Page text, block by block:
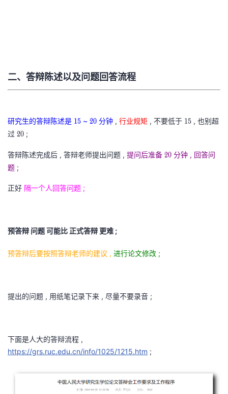
程
认
的
验
我
收
支
声
议
二、答辩陈述以及问题回答流程
研究生的答辩陈述是 1
5
15 ~ 2
0
20 分钟 , 行业规矩 , 不要低于 1
5
15 , 也别超
过 2
2
0
20 ;
答辩陈述完成后 , 答辩老师提出问题 , 提问后准备 2
20 分钟 , 回答问
题 ;
正好 隔一个人回答问题 ;
预答辩 问题 可能比 正式答辩 更难 ;
预答辩后要按照答辩老师的建议 , 进行论文修改 ;
提出的问题 , 用纸笔记录下来 , 尽量不要录音 ;
下面是人大的答辩流程 ,
https://grs.ruc.edu.cn/info/1025/1215.htm ;